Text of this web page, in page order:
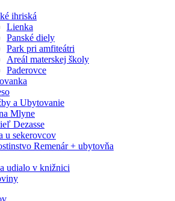
ihriská
Lienka
Panské diely
Park pri amfiteátri
Areál materskej školy
Paderovce
a Ubytovanie
Mlyne
Dezasse
u sekerovcov
Remenár + ubytovňa
udialo v knižnici